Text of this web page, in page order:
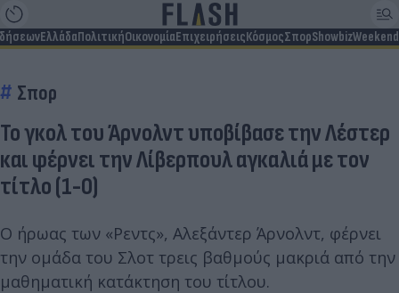
ΕλλάδαΠολιτικήΟικονομίαΕπιχειρήσειςΚόσμοςΣπορShowbizWeekend
Σπορ
Το γκολ του Άρνολντ υποβίβασε την Λέστερ
και φέρνει την Λίβερπουλ αγκαλιά με τον
τίτλο (1-0)
Ο ήρωας των «Ρεντς», Αλεξάντερ Άρνολντ, φέρνει
την ομάδα του Σλοτ τρεις βαθμούς μακριά από την
μαθηματική κατάκτηση του τίτλου.